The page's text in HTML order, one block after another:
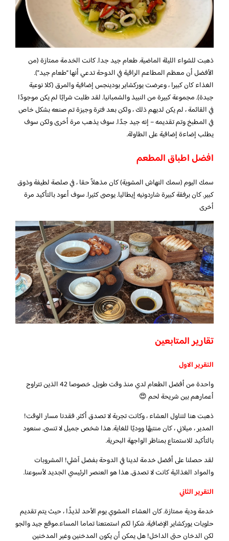
ذهبت للشواء الليلة الماضية. طعام جيد جدا. كانت الخدمة ممتازة (من
الأفضل أن معظم المطاعم الراقية في الدوحة تدعي أنها “طعام جيد”).
الغذاء كان كبيرا ، وعرضت يوركشاير بودينجس إضافية والمرق (كلا نوعية
جيدة). مجموعة كبيرة من النبيذ والشمبانيا. لقد طلبت شرابًا لم يكن موجودًا
في القائمة ، لم يكن لديهم ذلك ، ولكن بعد فترة وجيزة تم صنعه بشكل خاص
في المطبخ وتم تقديمه – إنه جيد جدًا. سوف يذهب مرة أخرى ولكن سوف
يطلب إضاءة إضافية على الطاولة.
افضل اطباق المطعم
سمك اليوم (سمك النهاش المشوية) كان مذهلاً حقا ، في صلصة لطيفة وذوق
كبير. كان برفقة كبيرة شاردونيه إيطاليا. يوصى كثيرا. سوف أعود بالتأكيد مرة
أخرى
تقارير المتابعين
التقرير الاول
واحدة من أفضل الطعام لدي منذ وقت طويل. خصوصا 42 الذين تتراوح
أعمارهم بين شريحة لحم 😍
ذهبت هنا لتناول العشاء ، وكانت تجربة لا تصدق أكثر. فقدنا مسار الوقت!
المدير ، ميلاني ، كان منتبهًا ووديًا للغاية. هذا شخص جميل لا تنسى. سنعود
بالتأكيد للاستمتاع بمناظر الواجهة البحرية.
لقد حصلنا على أفضل خدمة لدينا في الدوحة بفضل آشلي! المشروبات
والمواد الغذائية كانت لا تصدق. هذا هو العنصر الرئيسي الجديد لأسبوعنا.
التقرير الثاني
خدمة ودية ممتازة. كان العشاء المشوي يوم الأحد لذيذًا ، حيث يتم تقديم
حلويات يوركشاير الإضافية. شكرا لكم استمتعنا تماما المساء.موقع جيد والجو
لكن الدخان حتى الداخل! هل يمكن أن يكون المدخنين وغير المدخنين